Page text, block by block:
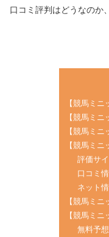
口コミ評判はどうなのか
【競馬ミ
【競馬ミ
【競馬ミ
【競馬ミ
評価サイ
口コミ
ネット
【競馬ミ
【競馬ミ
無料予